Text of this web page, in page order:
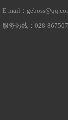
E-mail：
服务热线：028-